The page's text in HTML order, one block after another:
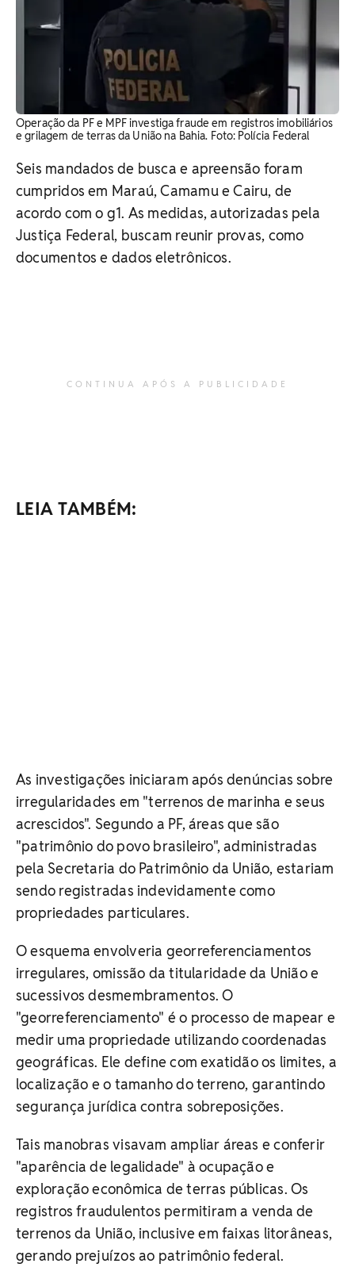
Operação da PF e MPF investiga fraude em registros imobiliários
e grilagem de terras da União na Bahia. Foto: Polícia Federal
Seis mandados de busca e apreensão foram
cumpridos em Maraú, Camamu e Cairu, de
acordo com o g1. As medidas, autorizadas pela
Justiça Federal, buscam reunir provas, como
documentos e dados eletrônicos.
CONTINUA APÓS A PUBLICIDADE
LEIA TAMBÉM:
As investigações iniciaram após denúncias sobre
irregularidades em "terrenos de marinha e seus
acrescidos". Segundo a PF, áreas que são
"patrimônio do povo brasileiro", administradas
pela Secretaria do Patrimônio da União, estariam
sendo registradas indevidamente como
propriedades particulares.
O esquema envolveria georreferenciamentos
irregulares, omissão da titularidade da União e
sucessivos desmembramentos. O
"georreferenciamento" é o processo de mapear e
medir uma propriedade utilizando coordenadas
geográficas. Ele define com exatidão os limites, a
localização e o tamanho do terreno, garantindo
segurança jurídica contra sobreposições.
Tais manobras visavam ampliar áreas e conferir
"aparência de legalidade" à ocupação e
exploração econômica de terras públicas. Os
registros fraudulentos permitiram a venda de
terrenos da União, inclusive em faixas litorâneas,
gerando prejuízos ao patrimônio federal.